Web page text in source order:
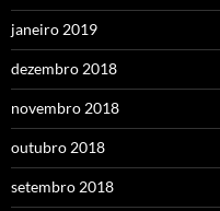
janeiro 2019
dezembro 2018
novembro 2018
outubro 2018
setembro 2018